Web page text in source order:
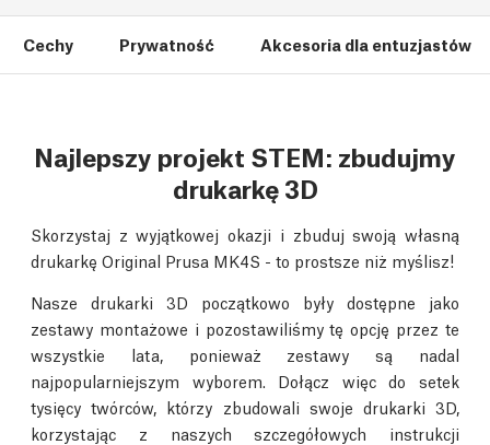
Cechy Prywatność Akcesoria dla entuzjastów
Najlepszy projekt STEM: zbudujmy
drukarkę 3D
Skorzystaj z wyjątkowej okazji i zbuduj swoją własną
drukarkę Original Prusa MK4S - to prostsze niż myślisz!
Nasze drukarki 3D początkowo były dostępne jako
zestawy montażowe i pozostawiliśmy tę opcję przez te
wszystkie lata, ponieważ zestawy są nadal
najpopularniejszym wyborem. Dołącz więc do setek
tysięcy twórców, którzy zbudowali swoje drukarki 3D,
korzystając z naszych szczegółowych instrukcji